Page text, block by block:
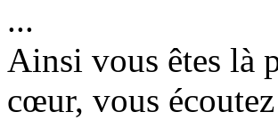
...
Ainsi vous êtes là
cœur, vous